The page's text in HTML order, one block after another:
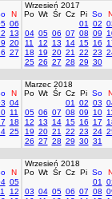
N
06
13
20
27
Wrzesień 2017
Po Wt Śr Cz Pi So
01
02
04 05 06 07 08 09
11
12 13 14 15 16
18
19 20 21 22 23
25 26 27 28 29 30
N
04
11
18
25
Marzec 2018
Po Wt Śr Cz Pi So
01
02 03
05 06 07 08 09 10
12
13 14 15 16 17
19 20 21 22 23 24
26 27 28 29 30 31
N
05
12
Wrzesień 2018
Po Wt Śr Cz Pi So
01
03 04 05 06 07 08